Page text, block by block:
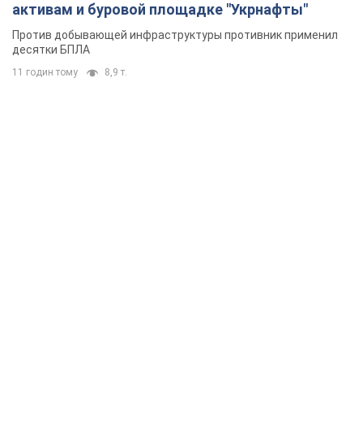
активам и буровой площадке "Укрнафты"
Против добывающей инфраструктуры противник применил
десятки БПЛА
11 годин тому 8,9 т.